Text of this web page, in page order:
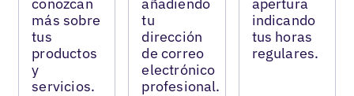
más sobre
tus
productos
y
servicios.
tu
dirección
de correo
electrónico
profesional.
indicando
tus horas
regulares.